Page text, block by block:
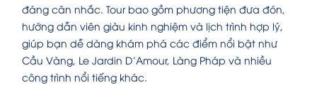
đáng cân nhắc. Tour bao gồm phương tiện đưa đón,
hướng dẫn viên giàu kinh nghiệm và lịch trình hợp lý,
giúp bạn dễ dàng khám phá các điểm nổi bật như
Cầu Vàng, Le Jardin D’Amour, Làng Pháp và nhiều
công trình nổi tiếng khác.